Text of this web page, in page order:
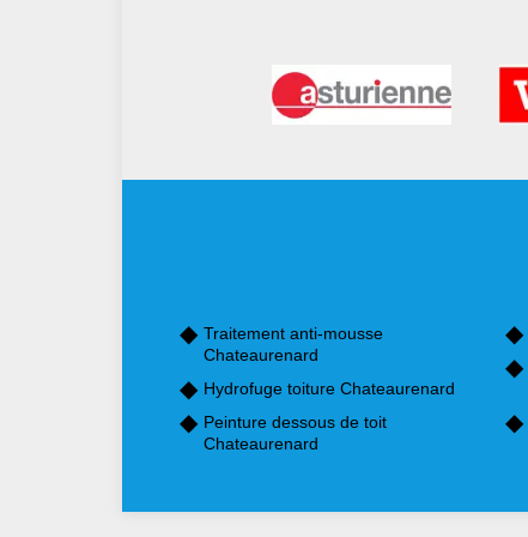
Traitement anti-mousse
Chateaurenard
Hydrofuge toiture Chateaurenard
Peinture dessous de toit
Chateaurenard